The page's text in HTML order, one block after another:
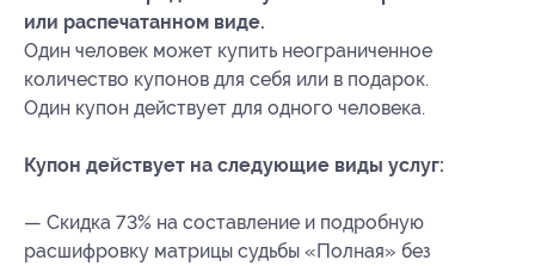
или распечатанном виде.
Один человек может купить неограниченное
количество купонов для себя или в подарок.
Один купон действует для одного человека.
Купон действует на следующие виды услуг:
— Скидка 73% на составление и подробную
расшифровку матрицы судьбы «Полная» без